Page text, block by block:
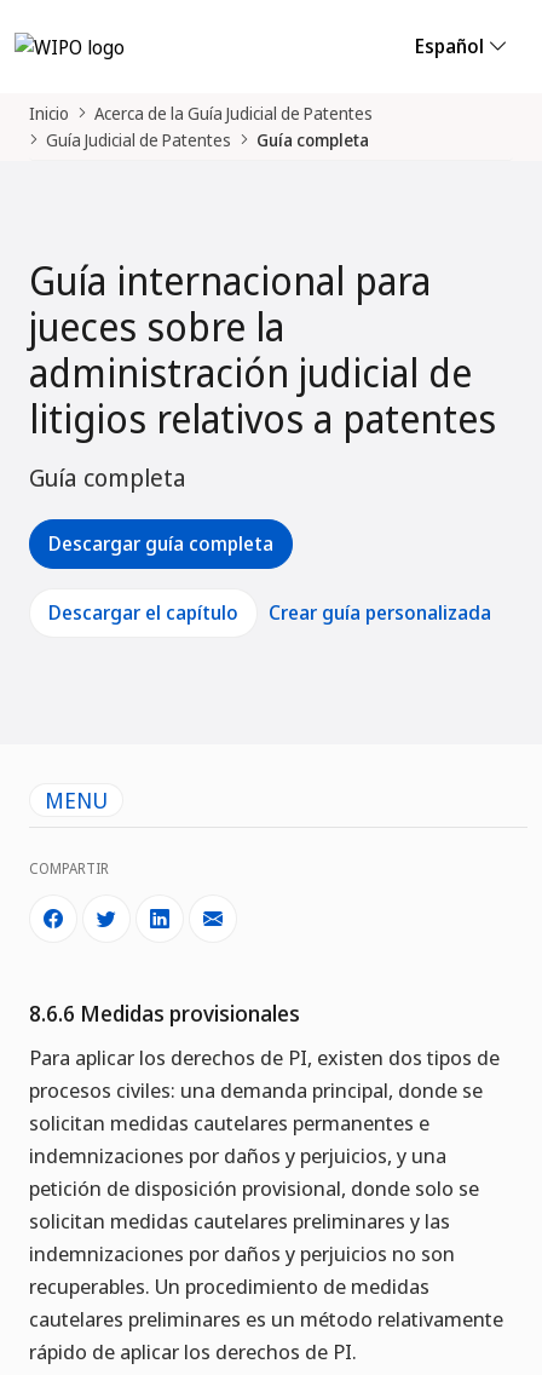
Español
Inicio
Acerca de la Guía Judicial de Patentes
Guía Judicial de Patentes
Guía completa
Guía internacional para
jueces sobre la
administración judicial de
litigios relativos a patentes
Guía completa
Descargar guía completa
Descargar el capítulo Crear guía personalizada
MENU
COMPARTIR
8.6.6 Medidas provisionales
Para aplicar los derechos de PI, existen dos tipos de
procesos civiles: una demanda principal, donde se
solicitan medidas cautelares permanentes e
indemnizaciones por daños y perjuicios, y una
petición de disposición provisional, donde solo se
solicitan medidas cautelares preliminares y las
indemnizaciones por daños y perjuicios no son
recuperables. Un procedimiento de medidas
cautelares preliminares es un método relativamente
rápido de aplicar los derechos de PI.